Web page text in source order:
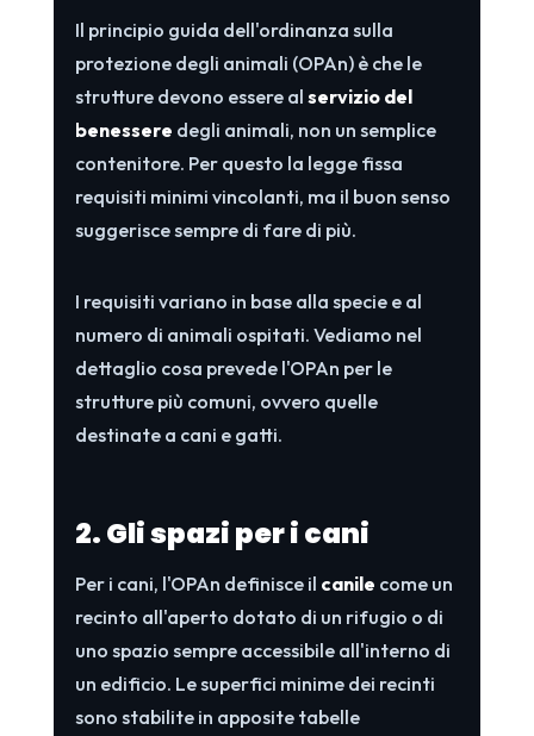
Il principio guida dell'ordinanza sulla
protezione degli animali (OPAn) è che le
strutture devono essere al servizio del
benessere degli animali, non un semplice
contenitore. Per questo la legge fissa
requisiti minimi vincolanti, ma il buon senso
suggerisce sempre di fare di più.
I requisiti variano in base alla specie e al
numero di animali ospitati. Vediamo nel
dettaglio cosa prevede l'OPAn per le
strutture più comuni, ovvero quelle
destinate a cani e gatti.
2. Gli spazi per i cani
Per i cani, l'OPAn definisce il canile come un
recinto all'aperto dotato di un rifugio o di
uno spazio sempre accessibile all'interno di
un edificio. Le superfici minime dei recinti
sono stabilite in apposite tabelle